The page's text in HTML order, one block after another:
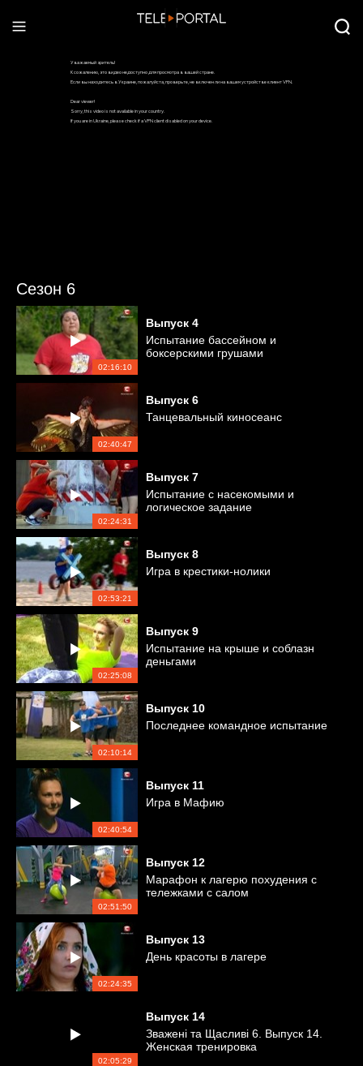
Сезон 6
02:16:10
Выпуск 4
Испытание бассейном и
боксерскими грушами
02:40:47
Выпуск 6
Танцевальный киносеанс
02:24:31
Выпуск 7
Испытание с насекомыми и
логическое задание
02:53:21
Выпуск 8
Игра в крестики-нолики
02:25:08
Выпуск 9
Испытание на крыше и соблазн
деньгами
02:10:14
Выпуск 10
Последнее командное испытание
02:40:54
Выпуск 11
Игра в Мафию
02:51:50
Выпуск 12
Марафон к лагерю похудения с
тележками с салом
02:24:35
Выпуск 13
День красоты в лагере
02:05:29
Выпуск 14
Зважені та Щасливі 6. Выпуск 14.
Женская тренировка